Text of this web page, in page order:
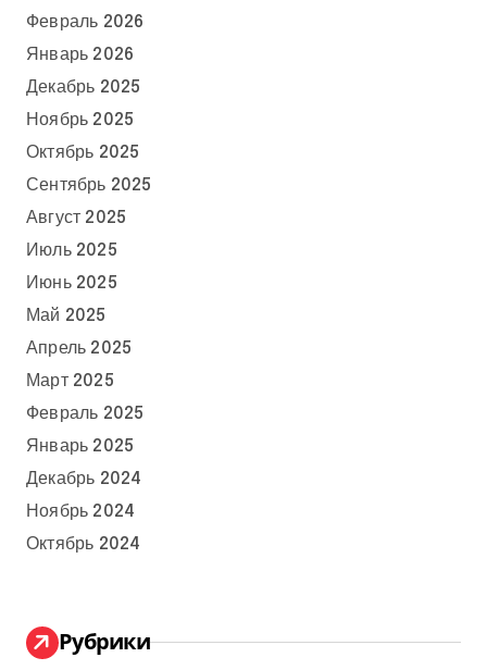
Февраль 2026
Январь 2026
Декабрь 2025
Ноябрь 2025
Октябрь 2025
Сентябрь 2025
Август 2025
Июль 2025
Июнь 2025
Май 2025
Апрель 2025
Март 2025
Февраль 2025
Январь 2025
Декабрь 2024
Ноябрь 2024
Октябрь 2024
Рубрики